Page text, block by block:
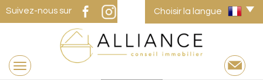
Suivez-nous sur Choisir la langue